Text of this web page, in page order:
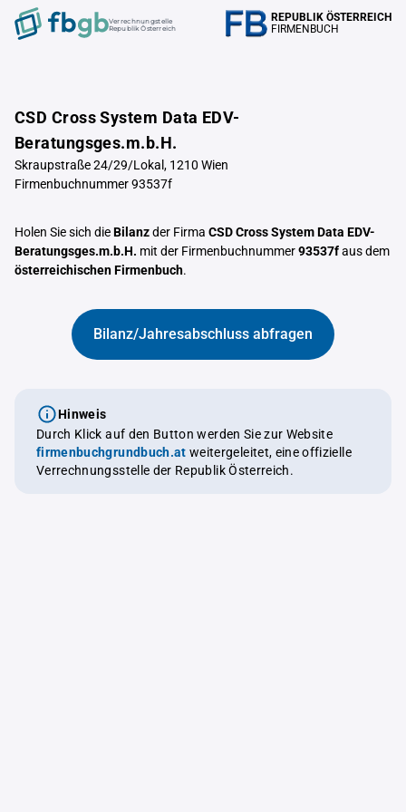
Verrechnungstelle
Republik Österreich
REPUBLIK ÖSTERREICH
FIRMENBUCH
CSD Cross System Data EDV-
Beratungsges.m.b.H.
Skraupstraße 24/29/Lokal, 1210 Wien
Firmenbuchnummer 93537f
Holen Sie sich dieBilanzder Firma CSD Cross System Data EDV-
Beratungsges.m.b.H. mit der Firmenbuchnummer93537faus dem
österreichischen Firmenbuch.
Bilanz/Jahresabschluss abfragen
Hinweis
Durch Klick auf den Button werden Sie zur Website
firmenbuchgrundbuch.at weitergeleitet, eine offizielle
Verrechnungsstelle der Republik Österreich.